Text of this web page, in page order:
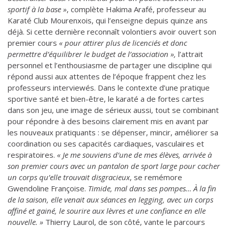
sportif à la base », complète Hakima Arafé, professeur au
Karaté Club Mourenxois, qui l’enseigne depuis quinze ans
déjà. Si cette dernière reconnaît volontiers avoir ouvert son
premier cours « pour attirer plus de licenciés et donc
permettre d’équilibrer le budget de l’association », l’attrait
personnel et l’enthousiasme de partager une discipline qui
répond aussi aux attentes de l’époque frappent chez les
professeurs interviewés. Dans le contexte d’une pratique
sportive santé et bien-être, le karaté a de fortes cartes
dans son jeu, une image de sérieux aussi, tout se combinant
pour répondre à des besoins clairement mis en avant par
les nouveaux pratiquants : se dépenser, mincir, améliorer sa
coordination ou ses capacités cardiaques, vasculaires et
respiratoires. « Je me souviens d’une de mes élèves, arrivée à
son premier cours avec un pantalon de sport large pour cacher
un corps qu’elle trouvait disgracieux, se remémore
Gwendoline Françoise. Timide, mal dans ses pompes…À la fin
de la saison, elle venait aux séances en legging, avec un corps
affiné et gainé, le sourire aux lèvres et une confiance en elle
nouvelle. » Thierry Laurol, de son côté, vante le parcours